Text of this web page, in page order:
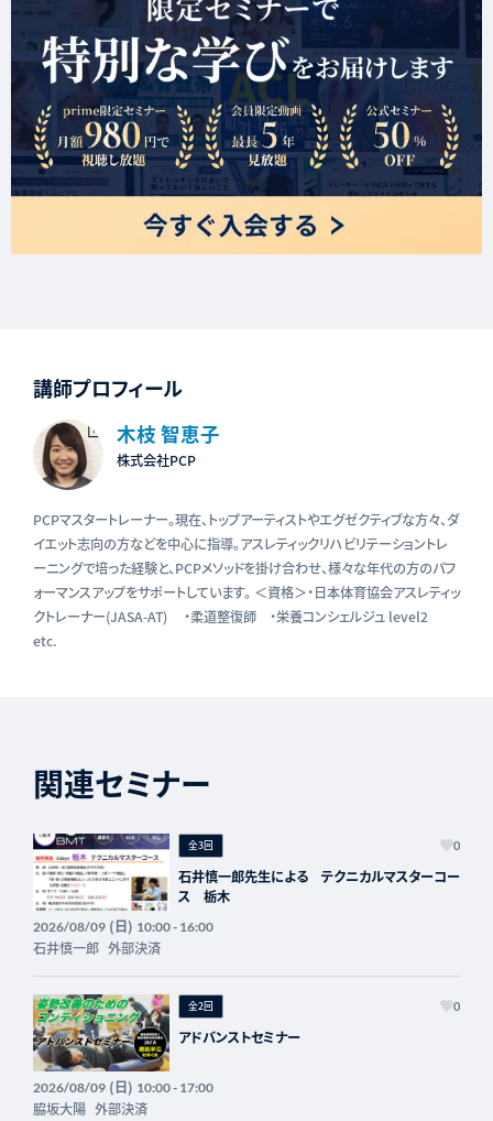
講師プロフィール
木枝 智恵子
株式会社PCP
PCPマスタートレーナー。現在、トップアーティストやエグゼクティブな方々、ダ
イエット志向の方などを中心に指導。アスレティックリハビリテーショントレ
ーニングで培った経験と、PCPメソッドを掛け合わせ、様々な年代の方のパフ
ォーマンスアップをサポートしています。 ＜資格＞・日本体育協会アスレティッ
クトレーナー(JASA-AT) ・柔道整復師 ・栄養コンシェルジュ level2
etc.
関連セミナー
全3回 0
石井慎一郎先生による テクニカルマスターコー
ス 栃木
2026/08/09(日) 10:00 - 16:00
石井慎一郎 外部決済
全2回 0
アドバンストセミナー
2026/08/09(日) 10:00 - 17:00
脇坂大陽 外部決済